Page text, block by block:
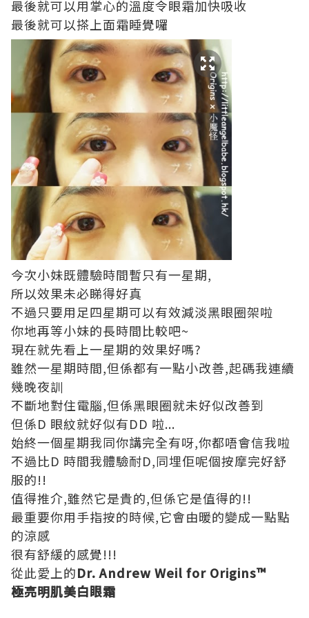
最後就可以用掌心的溫度令眼霜加快吸收
最後就可以搽上面霜睡覺囉
今次小妹既體驗時間暫只有一星期,
所以效果未必睇得好真
不過只要用足四星期可以有效減淡黑眼圈架啦
你地再等小妹的長時間比較吧~
現在就先看上一星期的效果好嗎?
雖然一星期時間,但係都有一點小改善,起碼我連續
幾晚夜訓
不斷地對住電腦,但係黑眼圈就未好似改善到
但係D 眼紋就好似有DD 啦...
始終一個星期我同你講完全有呀,你都唔會信我啦
不過比D 時間我體驗耐D,同埋佢呢個按摩完好舒
服的!!
值得推介,雖然它是貴的,但係它是值得的!!
最重要你用手指按的時候,它會由暖的變成一點點
的涼感
很有舒緩的感覺!!!
從此愛上的Dr. Andrew Weil for Origins™
極亮明肌美白眼霜